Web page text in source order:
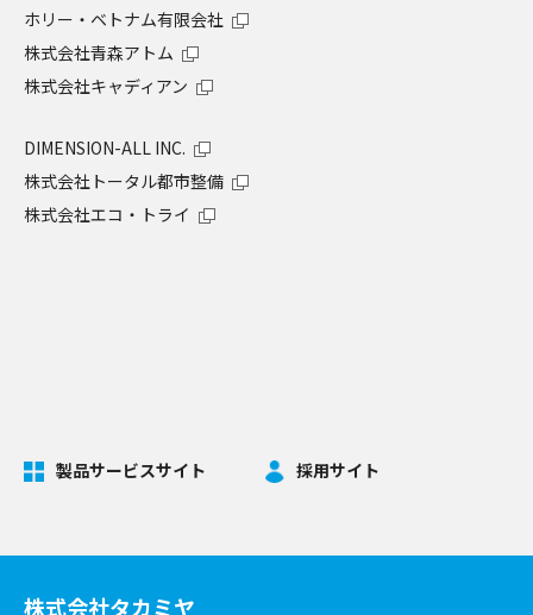
ホリー・ベトナム有限会社
株式会社青森アトム
株式会社キャディアン
DIMENSION-ALL INC.
株式会社トータル都市整備
株式会社エコ・トライ
製品サービスサイト 採用サイト
株式会社タカミヤ